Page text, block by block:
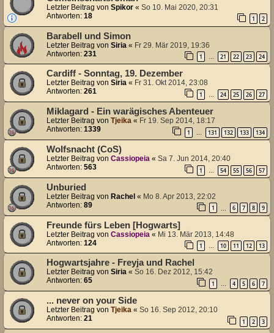
Letzter Beitrag von Spikor « So 10. Mai 2020, 20:31
Antworten: 18 1 2
Barabell und Simon
Letzter Beitrag von Siria « Fr 29. Mär 2019, 19:36
Antworten: 231 1 … 21 22 23 24
Cardiff - Sonntag, 19. Dezember
Letzter Beitrag von Siria « Fr 31. Okt 2014, 23:08
Antworten: 261 1 … 24 25 26 27
Miklagard - Ein warägisches Abenteuer
Letzter Beitrag von Tjeika « Fr 19. Sep 2014, 18:17
Antworten: 1339 1 … 131 132 133 134
Wolfsnacht (CoS)
Letzter Beitrag von Cassiopeia « Sa 7. Jun 2014, 20:40
Antworten: 563 1 54 55 56 57
Unburied
Letzter Beitrag von Rachel « Mo 8. Apr 2013, 22:02
Antworten: 89 1 6 7 8 9
Freunde fürs Leben [Hogwarts]
Letzter Beitrag von Cassiopeia « Mi 13. Mär 2013, 14:48
Antworten: 124 1 … 10 11 12 13
Hogwartsjahre - Freyja und Rachel
Letzter Beitrag von Siria « So 16. Dez 2012, 15:42
Antworten: 65 1 … 4 5 6 7
... never on your Side
Letzter Beitrag von Tjeika « So 16. Sep 2012, 20:10
Antworten: 21 1 2 3